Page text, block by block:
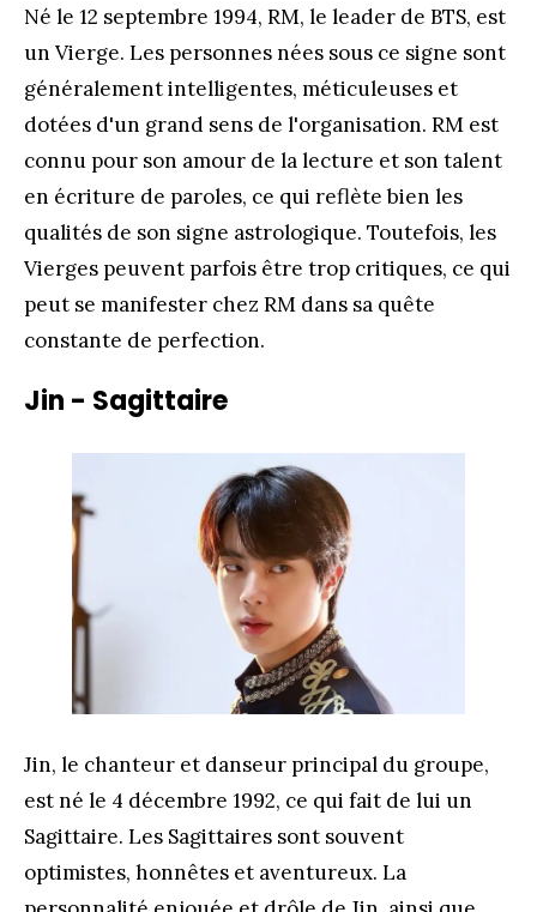
Né le 12 septembre 1994, RM, le leader de BTS, est
un Vierge. Les personnes nées sous ce signe sont
généralement intelligentes, méticuleuses et
dotées d'un grand sens de l'organisation. RM est
connu pour son amour de la lecture et son talent
en écriture de paroles, ce qui reflète bien les
qualités de son signe astrologique. Toutefois, les
Vierges peuvent parfois être trop critiques, ce qui
peut se manifester chez RM dans sa quête
constante de perfection.
Jin - Sagittaire
Jin, le chanteur et danseur principal du groupe,
est né le 4 décembre 1992, ce qui fait de lui un
Sagittaire. Les Sagittaires sont souvent
optimistes, honnêtes et aventureux. La